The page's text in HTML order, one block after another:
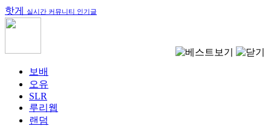
핫게 실시간 커뮤니티 인기글
보배
오유
SLR
루리웹
랜덤